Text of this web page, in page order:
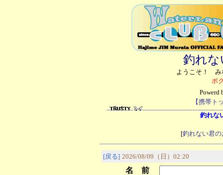
釣れな
ようこそ！ み
ボ
【携帯ト
釣れな
[釣れない君
[戻る] 2026/08/09（日）02:20
名 前